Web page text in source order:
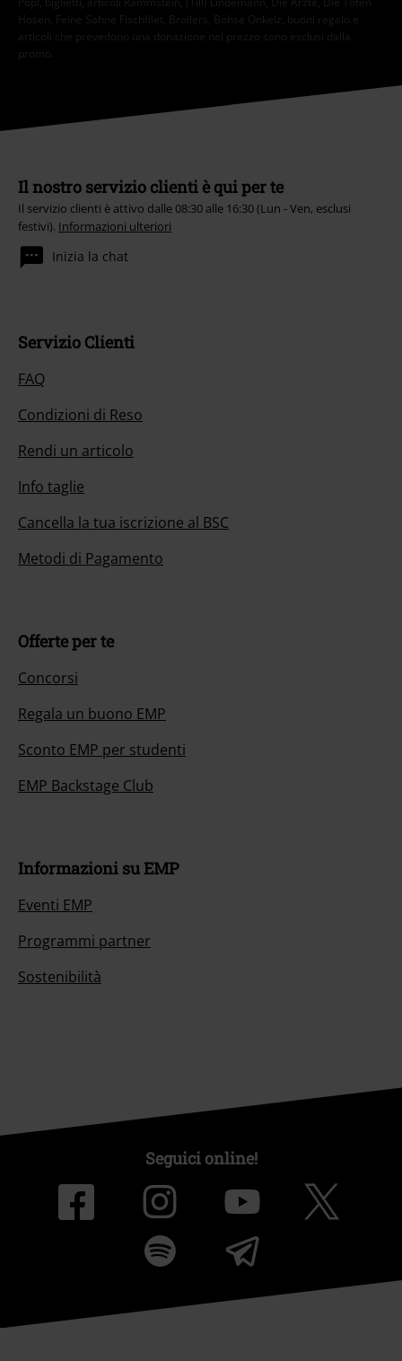
Hosen, Feine Sahne Fischfilet, Broilers, Böhse Onkelz, buoni regalo e
articoli che prevedono una donazione nel prezzo sono esclusi dalla
promo.
Il nostro servizio clienti è qui per te
Il servizio clienti è attivo dalle 08:30 alle 16:30 (Lun - Ven, esclusi
festivi). Informazioni ulteriori
Inizia la chat
Servizio Clienti
FAQ
Condizioni di Reso
Rendi un articolo
Info taglie
Cancella la tua iscrizione al BSC
Metodi di Pagamento
Offerte per te
Concorsi
Regala un buono EMP
Sconto EMP per studenti
EMP Backstage Club
Informazioni su EMP
Eventi EMP
Programmi partner
Sostenibilità
Seguici online!